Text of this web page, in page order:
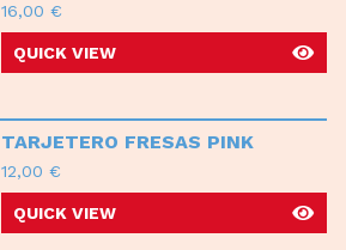
16,00 €
QUICK VIEW
TARJETERO FRESAS PINK
12,00 €
QUICK VIEW